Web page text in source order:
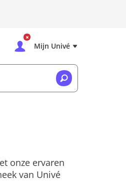
Mijn Univé
onze ervaren
van Univé